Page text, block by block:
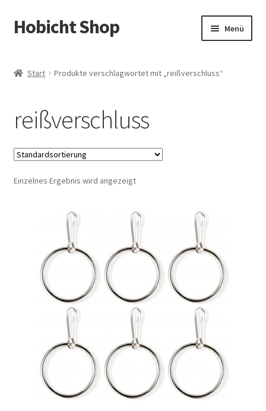
Zur
Navigation
Zum
Inhalt
Hobicht Shop Menü
Start Produkte verschlagwortet mit „reißverschluss“
reißverschluss
Einzelnes Ergebnis wird angezeigt